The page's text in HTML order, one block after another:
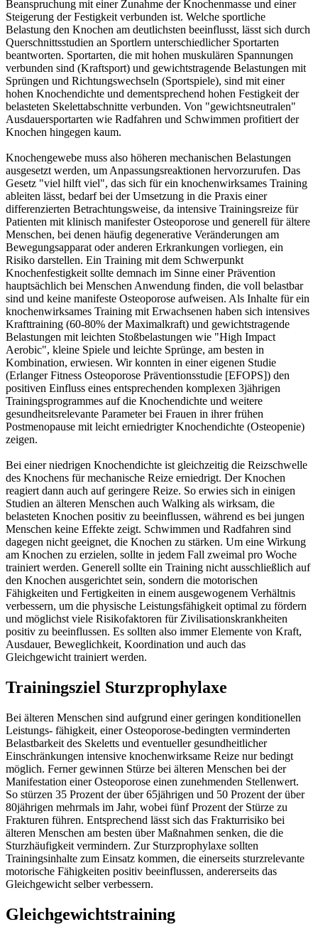
Beanspruchung mit einer Zunahme der Knochenmasse und einer
Steigerung der Festigkeit verbunden ist. Welche sportliche
Belastung den Knochen am deutlichsten beeinflusst, lässt sich durch
Querschnittsstudien an Sportlern unterschiedlicher Sportarten
beantworten. Sportarten, die mit hohen muskulären Spannungen
verbunden sind (Kraftsport) und gewichtstragende Belastungen mit
Sprüngen und Richtungswechseln (Sportspiele), sind mit einer
hohen Knochendichte und dementsprechend hohen Festigkeit der
belasteten Skelettabschnitte verbunden. Von "gewichtsneutralen"
Ausdauersportarten wie Radfahren und Schwimmen profitiert der
Knochen hingegen kaum.
Knochengewebe muss also höheren mechanischen Belastungen
ausgesetzt werden, um Anpassungsreaktionen hervorzurufen. Das
Gesetz "viel hilft viel", das sich für ein knochenwirksames Training
ableiten lässt, bedarf bei der Umsetzung in die Praxis einer
differenzierten Betrachtungsweise, da intensive Trainingsreize für
Patienten mit klinisch manifester Osteoporose und generell für ältere
Menschen, bei denen häufig degenerative Veränderungen am
Bewegungsapparat oder anderen Erkrankungen vorliegen, ein
Risiko darstellen. Ein Training mit dem Schwerpunkt
Knochenfestigkeit sollte demnach im Sinne einer Prävention
hauptsächlich bei Menschen Anwendung finden, die voll belastbar
sind und keine manifeste Osteoporose aufweisen. Als Inhalte für ein
knochenwirksames Training mit Erwachsenen haben sich intensives
Krafttraining (60-80% der Maximalkraft) und gewichtstragende
Belastungen mit leichten Stoßbelastungen wie "High Impact
Aerobic", kleine Spiele und leichte Sprünge, am besten in
Kombination, erwiesen. Wir konnten in einer eigenen Studie
(Erlanger Fitness Osteoporose Präventionsstudie [EFOPS]) den
positiven Einfluss eines entsprechenden komplexen 3jährigen
Trainingsprogrammes auf die Knochendichte und weitere
gesundheitsrelevante Parameter bei Frauen in ihrer frühen
Postmenopause mit leicht erniedrigter Knochendichte (Osteopenie)
zeigen.
Bei einer niedrigen Knochendichte ist gleichzeitig die Reizschwelle
des Knochens für mechanische Reize erniedrigt. Der Knochen
reagiert dann auch auf geringere Reize. So erwies sich in einigen
Studien an älteren Menschen auch Walking als wirksam, die
belasteten Knochen positiv zu beeinflussen, während es bei jungen
Menschen keine Effekte zeigt. Schwimmen und Radfahren sind
dagegen nicht geeignet, die Knochen zu stärken. Um eine Wirkung
am Knochen zu erzielen, sollte in jedem Fall zweimal pro Woche
trainiert werden. Generell sollte ein Training nicht ausschließlich auf
den Knochen ausgerichtet sein, sondern die motorischen
Fähigkeiten und Fertigkeiten in einem ausgewogenem Verhältnis
verbessern, um die physische Leistungsfähigkeit optimal zu fördern
und möglichst viele Risikofaktoren für Zivilisationskrankheiten
positiv zu beeinflussen. Es sollten also immer Elemente von Kraft,
Ausdauer, Beweglichkeit, Koordination und auch das
Gleichgewicht trainiert werden.
Trainingsziel Sturzprophylaxe
Bei älteren Menschen sind aufgrund einer geringen konditionellen
Leistungs- fähigkeit, einer Osteoporose-bedingten verminderten
Belastbarkeit des Skeletts und eventueller gesundheitlicher
Einschränkungen intensive knochenwirksame Reize nur bedingt
möglich. Ferner gewinnen Stürze bei älteren Menschen bei der
Manifestation einer Osteoporose einen zunehmenden Stellenwert.
So stürzen 35 Prozent der über 65jährigen und 50 Prozent der über
80jährigen mehrmals im Jahr, wobei fünf Prozent der Stürze zu
Frakturen führen. Entsprechend lässt sich das Frakturrisiko bei
älteren Menschen am besten über Maßnahmen senken, die die
Sturzhäufigkeit vermindern. Zur Sturzprophylaxe sollten
Trainingsinhalte zum Einsatz kommen, die einerseits sturzrelevante
motorische Fähigkeiten positiv beeinflussen, andererseits das
Gleichgewicht selber verbessern.
Gleichgewichtstraining